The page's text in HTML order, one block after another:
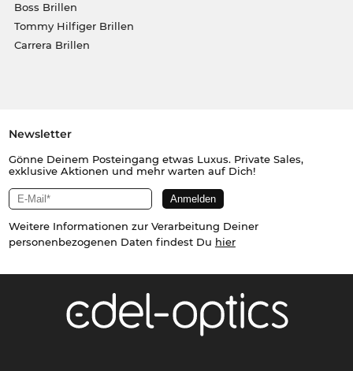
Boss Brillen
Tommy Hilfiger Brillen
Carrera Brillen
Newsletter
Gönne Deinem Posteingang etwas Luxus. Private Sales,
exklusive Aktionen und mehr warten auf Dich!
Weitere Informationen zur Verarbeitung Deiner
personenbezogenen Daten findest Du hier